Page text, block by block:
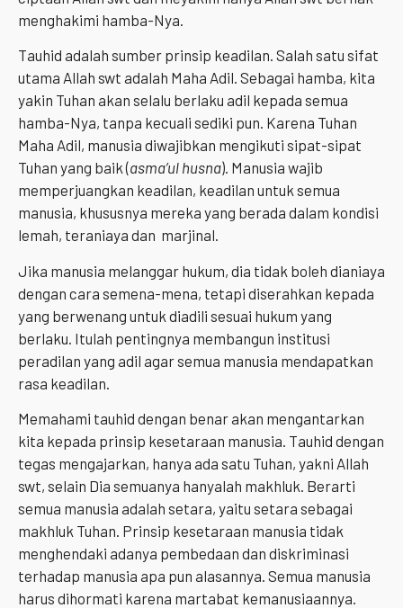
menghakimi hamba-Nya.
Tauhid adalah sumber prinsip keadilan. Salah satu sifat
utama Allah swt adalah Maha Adil. Sebagai hamba, kita
yakin Tuhan akan selalu berlaku adil kepada semua
hamba-Nya, tanpa kecuali sediki pun. Karena Tuhan
Maha Adil, manusia diwajibkan mengikuti sipat-sipat
Tuhan yang baik (asma’ul husna). Manusia wajib
memperjuangkan keadilan, keadilan untuk semua
manusia, khususnya mereka yang berada dalam kondisi
lemah, teraniaya dan marjinal.
Jika manusia melanggar hukum, dia tidak boleh dianiaya
dengan cara semena-mena, tetapi diserahkan kepada
yang berwenang untuk diadili sesuai hukum yang
berlaku. Itulah pentingnya membangun institusi
peradilan yang adil agar semua manusia mendapatkan
rasa keadilan.
Memahami tauhid dengan benar akan mengantarkan
kita kepada prinsip kesetaraan manusia. Tauhid dengan
tegas mengajarkan, hanya ada satu Tuhan, yakni Allah
swt, selain Dia semuanya hanyalah makhluk. Berarti
semua manusia adalah setara, yaitu setara sebagai
makhluk Tuhan. Prinsip kesetaraan manusia tidak
menghendaki adanya pembedaan dan diskriminasi
terhadap manusia apa pun alasannya. Semua manusia
harus dihormati karena martabat kemanusiaannya.